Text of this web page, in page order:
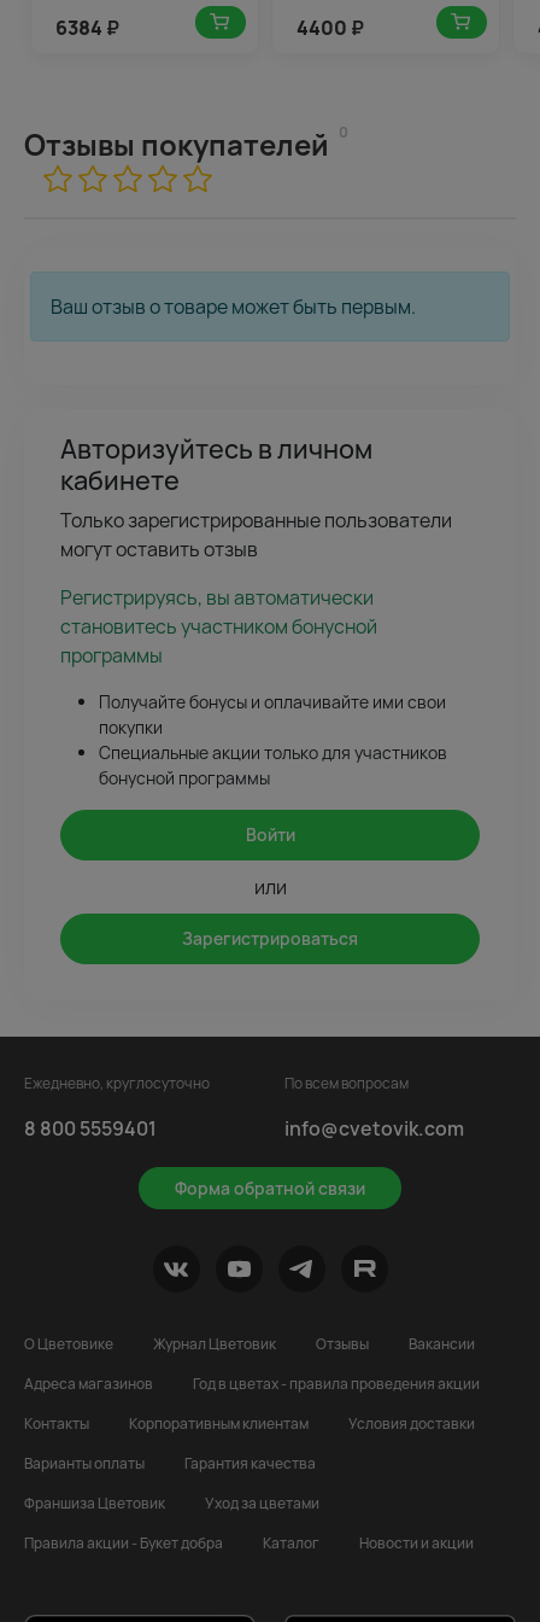
6384 ₽ 4400 ₽
Отзывы покупателей 0
Ваш отзыв о товаре может быть первым.
Авторизуйтесь в личном
кабинете
Только зарегистрированные пользователи
могут оставить отзыв
Регистрируясь, вы автоматически
становитесь участником бонусной
программы
Получайте бонусы и оплачивайте ими свои
покупки
Специальные акции только для участников
бонусной программы
Войти
или
Зарегистрироваться
Ежедневно, круглосуточно
8 800 5559401
Форма обратной связи
По всем вопросам
info@cvetovik.com
О Цветовике Журнал Цветовик Отзывы
Вакансии
Адреса магазинов
Год в цветах - правила проведения акции
Контакты
Корпоративным клиентам
Условия доставки
Варианты оплаты
Гарантия качества
Франшиза Цветовик
Уход за цветами
Правила акции - Букет добра
Каталог Новости и акции